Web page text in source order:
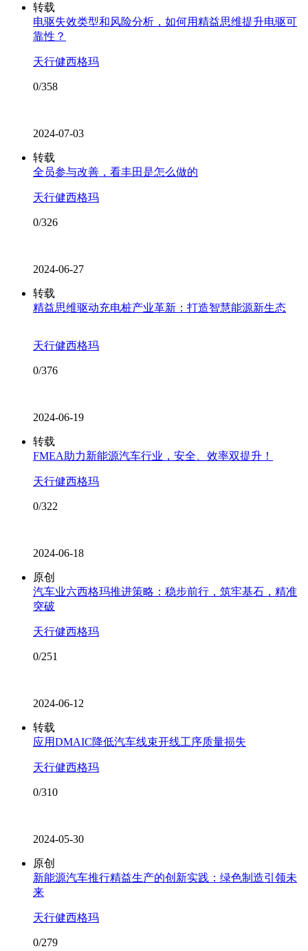
转载
​电驱失效类型和风险分析，如何用精益思维提升电驱可
靠性？
天行健西格玛
0/358
2024-07-03
转载
全员参与改善，看丰田是怎么做的
天行健西格玛
0/326
2024-06-27
转载
精益思维驱动充电桩产业革新：打造智慧能源新生态
天行健西格玛
0/376
2024-06-19
转载
FMEA助力新能源汽车行业，安全、效率双提升！
天行健西格玛
0/322
2024-06-18
原创
汽车业六西格玛推进策略：稳步前行，筑牢基石，精准
突破
天行健西格玛
0/251
2024-06-12
转载
应用DMAIC降低汽车线束开线工序质量损失
天行健西格玛
0/310
2024-05-30
原创
新能源汽车推行精益生产的创新实践：绿色制造引领未
来
天行健西格玛
0/279